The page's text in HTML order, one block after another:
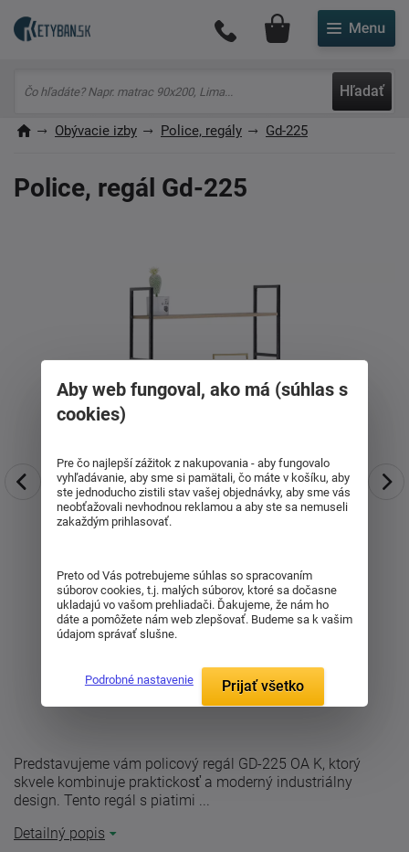
Hľadať
Môj účet
Obývacie izby Police, regály Gd-225
Police, regál Gd-225
Predstavujeme vám policový regál GD-225 OA K, ktorý
skvele kombinuje praktickosť a moderný industriálny
design. Tento regál s piatimi ...
Detailný popis
Aby web fungoval, ako má (súhlas s
cookies)
Pre čo najlepší zážitok z nakupovania - aby fungovalo
vyhľadávanie, aby sme si pamätali, čo máte v košíku, aby
ste jednoducho zistili stav vašej objednávky, aby sme vás
neobťažovali nevhodnou reklamou a aby ste sa nemuseli
zakaždým prihlasovať.
Preto od Vás potrebujeme súhlas so spracovaním
súborov cookies, t.j. malých súborov, ktoré sa dočasne
ukladajú vo vašom prehliadači. Ďakujeme, že nám ho
dáte a pomôžete nám web zlepšovať. Budeme sa k vašim
údajom správať slušne.
Podrobné nastavenie Prijať všetko